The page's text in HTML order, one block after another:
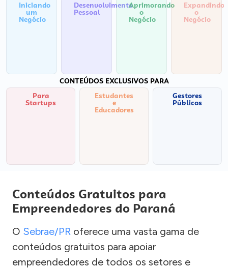
Iniciando
um
Negócio
Desenvolvimento
Pessoal
Aprimorando
o
Negócio
Expandindo
o
Negócio
CONTEÚDOS EXCLUSIVOS PARA
Para
Startups
Estudantes
e
Educadores
Gestores
Públicos
Conteúdos Gratuitos para
Empreendedores do Paraná
O Sebrae/PR oferece uma vasta gama de
conteúdos gratuitos para apoiar
empreendedores de todos os setores e